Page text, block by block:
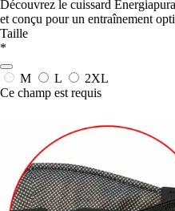
Découvrez le cuissard
et conçu pour un entraînement
Taille
*
M L
2XL
Ce champ est requis